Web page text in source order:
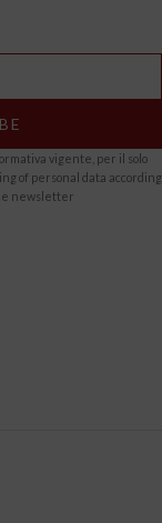
vigente, per il solo
of personal data according
newsletter